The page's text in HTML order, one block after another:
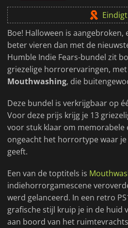
Eindigt
Boe! Halloween is aangebroken,
beter vieren dan met de
Humble Indie Fears-bundel zit
griezelige horrorervaringen,
Mouthwashing, die
Deze bundel is verkrijgbaar op
Voor deze prijs krijg je 13
voor stuk klaar om memorabele
ongeacht het horrortype waar
geeft.
Een van de toptitels is
indiehorrorgamescene
werd gelanceerd. In een retro
grafische stijl kruip je in de huid
aan boord van het